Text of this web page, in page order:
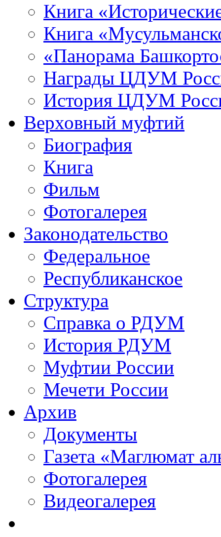
Книга
Книга
«Панорама
Награды ЦДУМ
История ЦДУМ
Верховный муфтий
Биография
Книга
Фильм
Фотогалерея
Законодательство
Федеральное
Республиканское
Структура
Справка о РДУМ
История РДУМ
Муфтии России
Мечети России
Архив
Документы
Газета «Маглюмат
Фотогалерея
Видеогалерея